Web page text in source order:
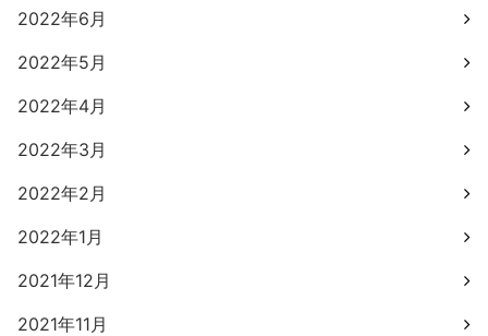
2022年6月
2022年5月
2022年4月
2022年3月
2022年2月
2022年1月
2021年12月
2021年11月